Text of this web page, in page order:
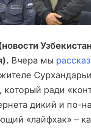
Вчера мы
который ради
дикий и по-
«лайфхак» –